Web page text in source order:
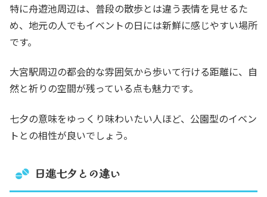
特に舟遊池周辺は、普段の散歩とは違う表情を見せるた
め、地元の人でもイベントの日には新鮮に感じやすい場所
です。
大宮駅周辺の都会的な雰囲気から歩いて行ける距離に、自
然と祈りの空間が残っている点も魅力です。
七夕の意味をゆっくり味わいたい人ほど、公園型のイベン
トとの相性が良いでしょう。
日進七夕との違い